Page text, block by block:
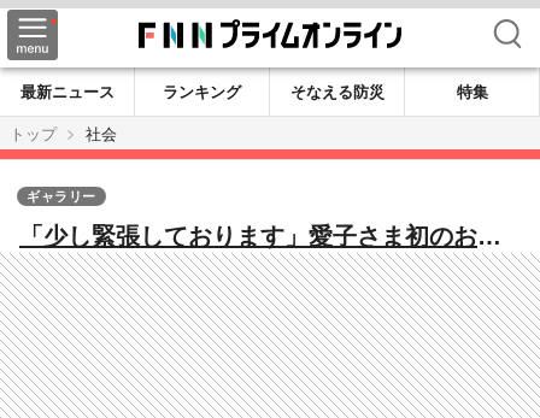
検索
最新ニュース ランキング そなえる防災
特集
トップ
社会
「少し緊張しております」愛子さま初のお一
人で地方公務 佐賀県訪れ園児20人とふれあ
う スポーツ大会観戦で手拍子でエール送ら
れる姿も
ギャラリー